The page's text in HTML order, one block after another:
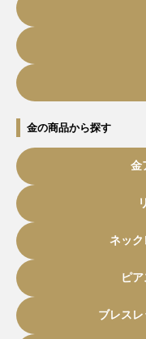
金の商品から探す
金
ネック
ピ
ブレス